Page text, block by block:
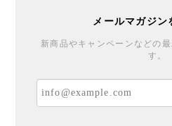
メールマガジン
新商品やキャンペーンなどの
す。